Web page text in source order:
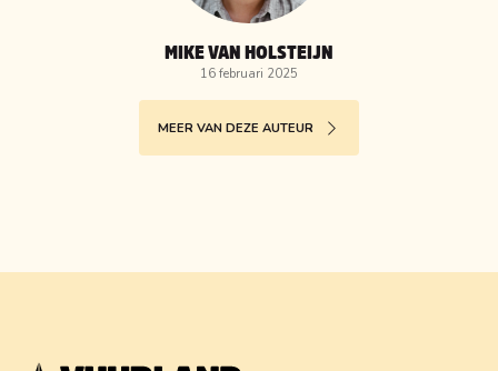
MIKE VAN HOLSTEIJN
16 februari 2025
MEER VAN DEZE AUTEUR